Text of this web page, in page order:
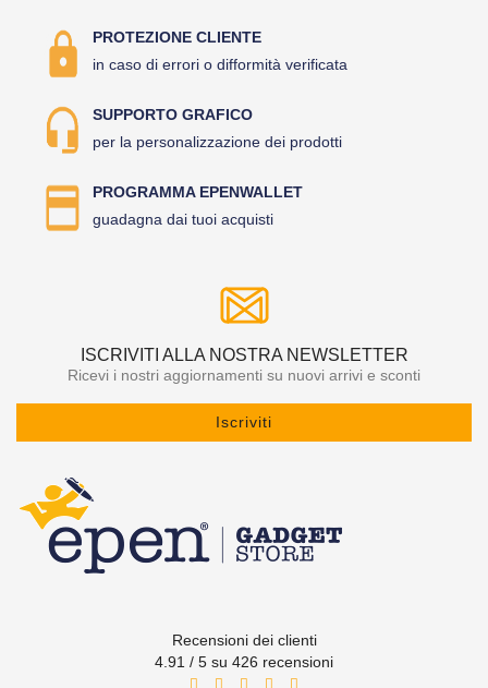
PROTEZIONE CLIENTE
in caso di errori o difformità verificata
SUPPORTO GRAFICO
per la personalizzazione dei prodotti
PROGRAMMA EPENWALLET
guadagna dai tuoi acquisti
ISCRIVITI ALLA NOSTRA NEWSLETTER
Ricevi i nostri aggiornamenti su nuovi arrivi e sconti
Iscriviti
Recensioni dei clienti
4.91 / 5 su 426 recensioni